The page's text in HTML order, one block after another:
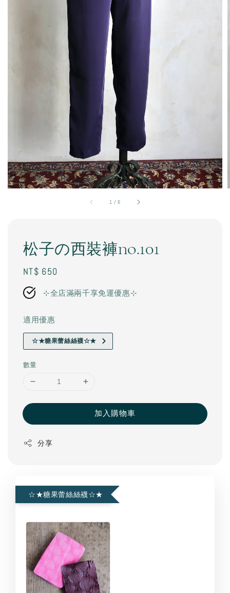
1 /6
松子の西裝褲no.101
Regular
price
NT$ 650
⊹全店滿兩千享免運優惠⊹
適用優惠
☆★糖果蕾絲絲襪☆★
數量
加入購物車
分享
☆★糖果蕾絲絲襪☆★